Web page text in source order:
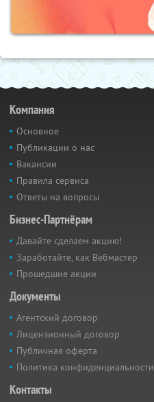
Компания
Основное
Публикации о нас
Вакансии
Правила сервиса
Ответы на вопросы
Бизнес-Партнёрам
Давайте сделаем акцию!
Заработайте, как Вебмастер
Прошедшие акции
Документы
Агентский договор
Лицензионный договор
Публичная оферта
Политика конфиденциальности
Контакты